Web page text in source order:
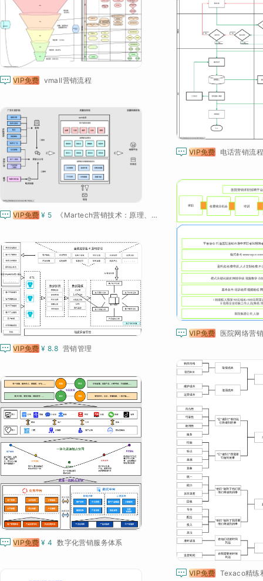
 VIP免费 电话营销流
 VIP免费 vmall营销流程
 VIP免费 ¥ 5 《Martech营销技术：原理、策略与实践》之以微信scrm为中心的消费者转换过程
 VIP免费 医院网络营
 VIP免费 ¥ 8.8 营销管理
 VIP免费
 VIP免费 ¥ 4 数字化营销服务体系